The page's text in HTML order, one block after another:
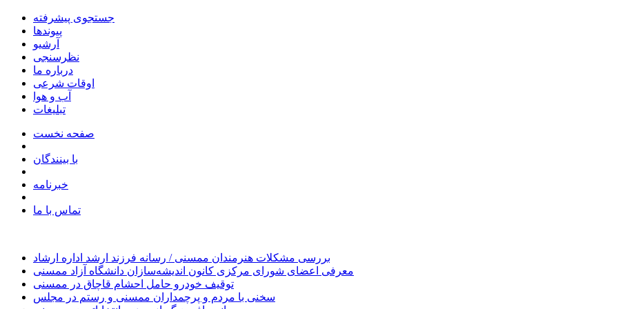
جستجوی پیشرفته
پیوندها
آرشیو
نظرسنجی
درباره ما
اوقات شرعی
آب و هوا
تبلیغات
صفحه نخست
با بینندگان
خبرنامه
تماس با ما
بررسی مشکلات هنرمندان ممسنی / رسانه فرزند ارشد اداره ارشاد
معرفی اعضای شورای مرکزی کانون اندیشه‌سازان دانشگاه آزاد ممسنی
توقیف خودرو حامل احشام قاچاق در ممسنی
سخنی با مردم و پرچمداران ممسنی و رستم در مجلس